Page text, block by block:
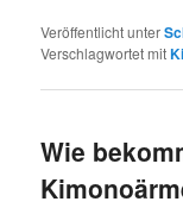
Veröffentlicht unter
Verschlagwortet mit
Wie